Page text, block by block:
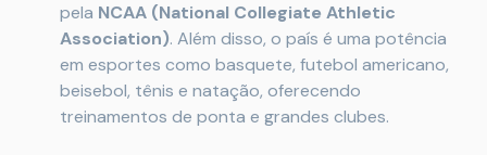
pela NCAA (National Collegiate Athletic
Association). Além disso, o país é uma potência
em esportes como basquete, futebol americano,
beisebol, tênis e natação, oferecendo
treinamentos de ponta e grandes clubes.